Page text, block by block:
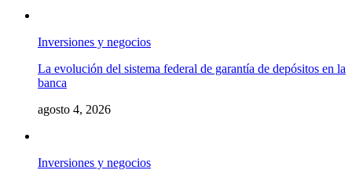
Inversiones y negocios
La evolución del sistema federal de garantía de depósitos en la
banca
agosto 4, 2026
Inversiones y negocios